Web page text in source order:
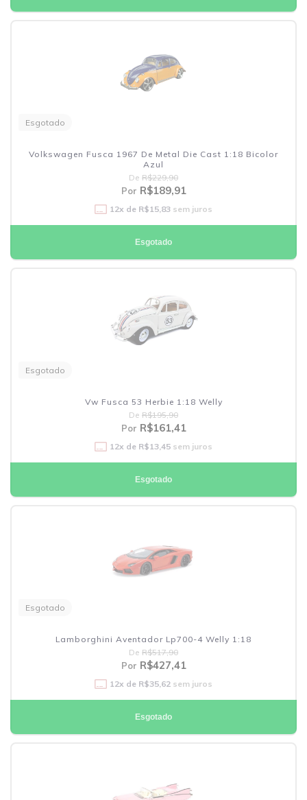
Esgotado
Volkswagen Fusca 1967 De Metal Die Cast 1:18 Bicolor
Azul
De R$229,90
Por R$189,91
12x de R$15,83 sem juros
Esgotado
Esgotado
Vw Fusca 53 Herbie 1:18 Welly
De R$195,90
Por R$161,41
12x de R$13,45 sem juros
Esgotado
Esgotado
Lamborghini Aventador Lp700-4 Welly 1:18
De R$517,90
Por R$427,41
12x de R$35,62 sem juros
Esgotado